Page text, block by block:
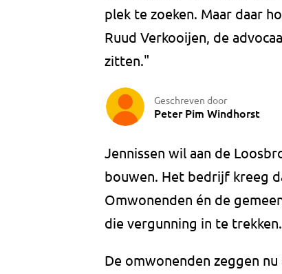
plek te zoeken. Maar daar
Ruud Verkooijen, de
zitten."
Geschreven door
Peter Pim Windhorst
Jennissen wil aan de
bouwen. Het bedrijf kreeg
Omwonenden én de
die vergunning in te trekken.
De omwonenden zeggen